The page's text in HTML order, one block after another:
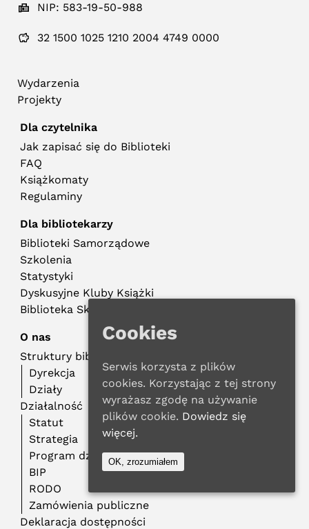
NIP: 583-19-50-988
32 1500 1025 1210 2004 4749 0000
Wydarzenia
Projekty
Dla czytelnika
Jak zapisać się do Biblioteki
FAQ
Książkomaty
Regulaminy
Dla bibliotekarzy
Biblioteki Samorządowe
Szkolenia
Statystyki
Dyskusyjne Kluby Książki
Biblioteka Składowa
O nas
Struktury biblioteczne
Dyrekcja
Działy
Działalność
Statut
Strategia
Program działalności
BIP
RODO
Zamówienia publiczne
Deklaracja dostępności
Cookies
Serwis korzysta z plików
cookies. Korzystając z tej strony
wyrażasz zgodę na używanie
plików cookie. Dowiedz się
więcej.
OK, zrozumiałem